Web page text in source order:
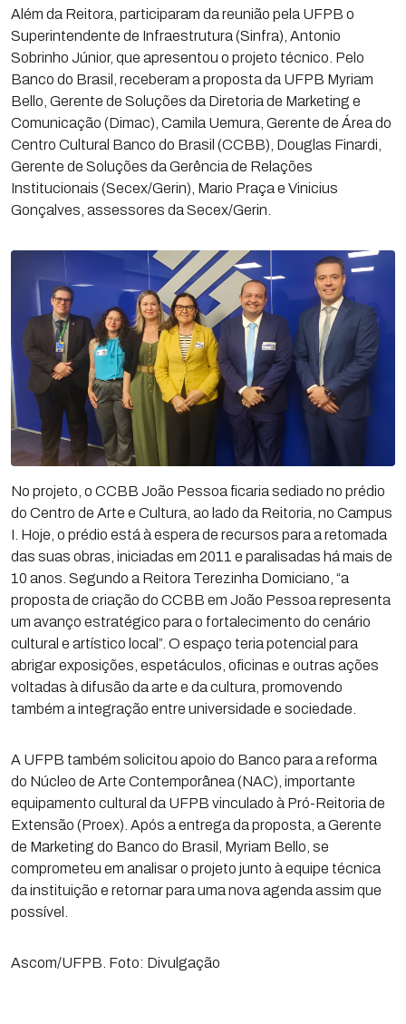
Além da Reitora, participaram da reunião pela UFPB o
Superintendente de Infraestrutura (Sinfra), Antonio
Sobrinho Júnior, que apresentou o projeto técnico. Pelo
Banco do Brasil, receberam a proposta da UFPB Myriam
Bello, Gerente de Soluções da Diretoria de Marketing e
Comunicação (Dimac), Camila Uemura, Gerente de Área do
Centro Cultural Banco do Brasil (CCBB), Douglas Finardi,
Gerente de Soluções da Gerência de Relações
Institucionais (Secex/Gerin), Mario Praça e Vinicius
Gonçalves, assessores da Secex/Gerin.
No projeto, o CCBB João Pessoa ficaria sediado no prédio
do Centro de Arte e Cultura, ao lado da Reitoria, no Campus
I. Hoje, o prédio está à espera de recursos para a retomada
das suas obras, iniciadas em 2011 e paralisadas há mais de
10 anos. Segundo a Reitora Terezinha Domiciano, “a
proposta de criação do CCBB em João Pessoa representa
um avanço estratégico para o fortalecimento do cenário
cultural e artístico local”. O espaço teria potencial para
abrigar exposições, espetáculos, oficinas e outras ações
voltadas à difusão da arte e da cultura, promovendo
também a integração entre universidade e sociedade.
A UFPB também solicitou apoio do Banco para a reforma
do Núcleo de Arte Contemporânea (NAC), importante
equipamento cultural da UFPB vinculado à Pró-Reitoria de
Extensão (Proex). Após a entrega da proposta, a Gerente
de Marketing do Banco do Brasil, Myriam Bello, se
comprometeu em analisar o projeto junto à equipe técnica
da instituição e retornar para uma nova agenda assim que
possível.
Ascom/UFPB. Foto: Divulgação